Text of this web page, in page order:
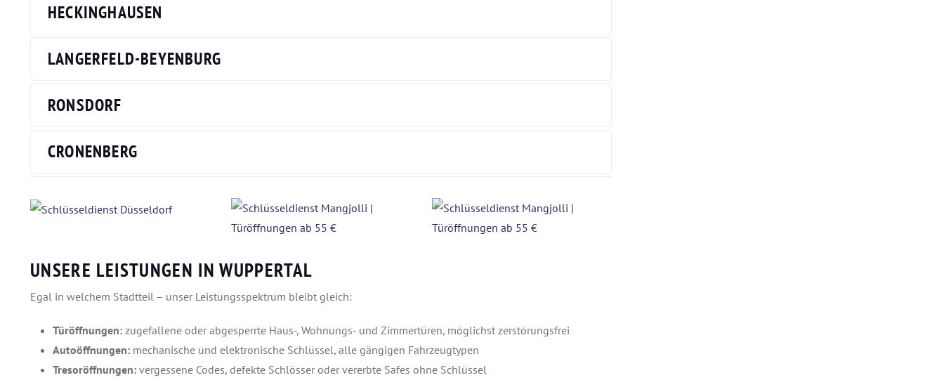
HECKINGHAUSEN
LANGERFELD-BEYENBURG
RONSDORF
CRONENBERG
UNSERE LEISTUNGEN IN WUPPERTAL
Egal in welchem Stadtteil – unser Leistungsspektrum bleibt gleich:
Türöffnungen: zugefallene oder abgesperrte Haus-, Wohnungs- und Zimmertüren, möglichst zerstörungsfrei
Autoöffnungen: mechanische und elektronische Schlüssel, alle gängigen Fahrzeugtypen
Tresoröffnungen: vergessene Codes, defekte Schlösser oder vererbte Safes ohne Schlüssel